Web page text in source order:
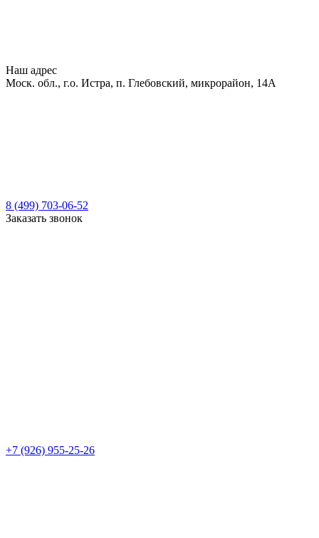
Наш адрес
Моск. обл., г.о. Истра, п. Глебовский, микрорайон, 14А
8 (499) 703-06-52
Заказать звонок
+7 (926) 955-25-26